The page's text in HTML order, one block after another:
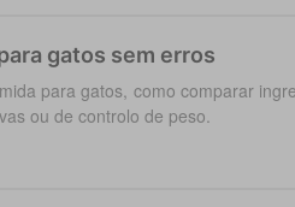
gatos sem erros
para gatos, como comparar
ou de controlo de peso.